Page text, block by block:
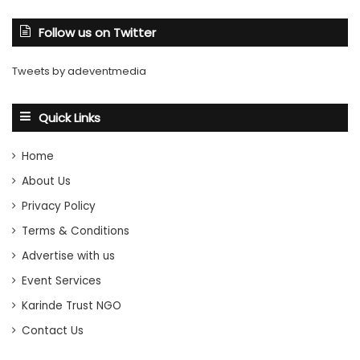
Follow us on Twitter
Tweets by adeventmedia
Quick Links
Home
About Us
Privacy Policy
Terms & Conditions
Advertise with us
Event Services
Karinde Trust NGO
Contact Us